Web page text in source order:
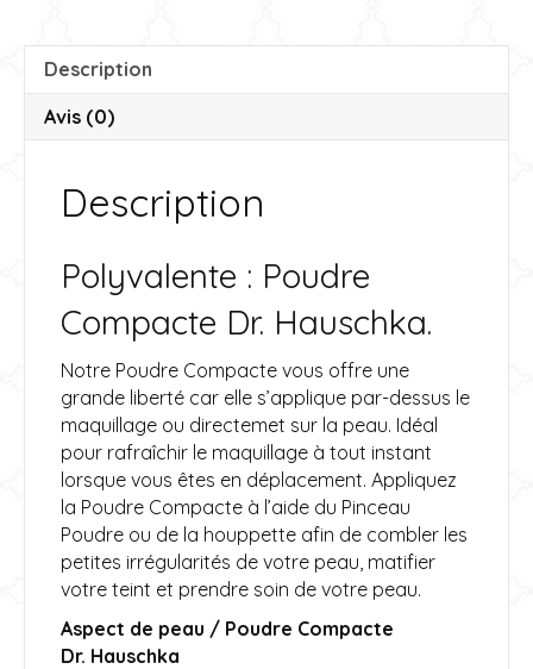
t
Description
Avis (0)
Description
Polyvalente : Poudre
Compacte Dr. Hauschka.
Notre Poudre Compacte vous offre une
grande liberté car elle s’applique par-dessus le
maquillage ou directemet sur la peau. Idéal
pour rafraîchir le maquillage à tout instant
lorsque vous êtes en déplacement. Appliquez
la Poudre Compacte à l’aide du Pinceau
Poudre ou de la houppette afin de combler les
petites irrégularités de votre peau, matifier
votre teint et prendre soin de votre peau.
Aspect de peau / Poudre Compacte
Dr. Hauschka